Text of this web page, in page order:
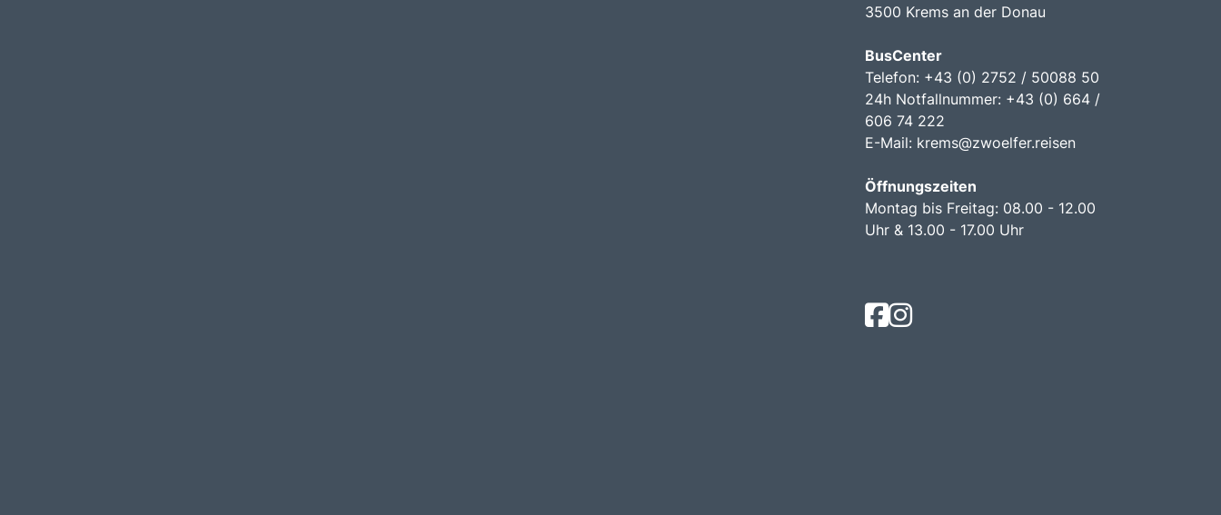
3500 Krems an der Donau
BusCenter
Telefon: +43 (0) 2752 / 50088 50
24h Notfallnummer: +43 (0) 664 /
606 74 222
E-Mail: krems@zwoelfer.reisen
Öffnungszeiten
Montag bis Freitag: 08.00 - 12.00
Uhr & 13.00 - 17.00 Uhr